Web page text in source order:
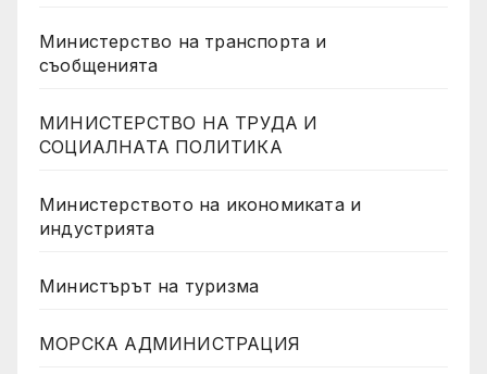
Министерство на транспорта и
съобщенията
МИНИСТЕРСТВО НА ТРУДА И
СОЦИАЛНАТА ПОЛИТИКА
Министерството на икономиката и
индустрията
Министърът на туризма
МОРСКА АДМИНИСТРАЦИЯ